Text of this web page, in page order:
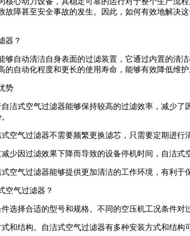
故障甚至安全事故的发生。因此，如何有效地解决
器？
够自动清洁自身表面的过滤装置，它通过内置的清
的自动化程度和更长的使用寿命，能够有效降低维护
势
洁式空气过滤器能够保持较高的过滤效率，减少
空气过滤器不需要频繁更换滤芯，只需要定期进
少因过滤效果下降而导致的设备停机时间，自洁
空气过滤器能够提供更加清洁的工作环境，有利
空气过滤器？
选择合适的型号和规格。不同的空压机工况条件对
和结构。自洁式空气过滤器有多种安装方式和结构